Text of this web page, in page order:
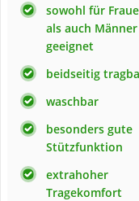
sowohl für
als auch Männer
geeignet
beidseitig
waschbar
besonders gute
Stützfunktion
extrahoher
Tragekomfort